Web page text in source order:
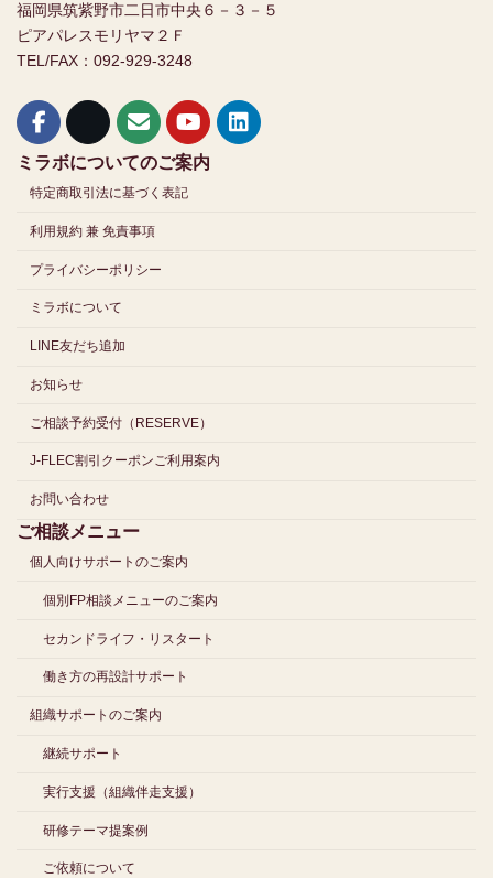
福岡県筑紫野市二日市中央６－３－５
ピアパレスモリヤマ２Ｆ
TEL/FAX：092-929-3248
ミラボについてのご案内
特定商取引法に基づく表記
利用規約 兼 免責事項
プライバシーポリシー
ミラボについて
LINE友だち追加
お知らせ
ご相談予約受付（RESERVE）
J-FLEC割引クーポンご利用案内
お問い合わせ
ご相談メニュー
個人向けサポートのご案内
個別FP相談メニューのご案内
セカンドライフ・リスタート
働き方の再設計サポート
組織サポートのご案内
継続サポート
実行支援（組織伴走支援）
研修テーマ提案例
ご依頼について